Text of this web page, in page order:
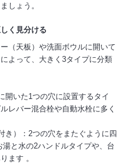
しょう。
く見分ける
（天板）や洗面ボウルに開いて
よって、大きく3タイプに分類
開いた1つの穴に設置するタイ
レバー混合栓や自動水栓に多く
き）：2つの穴をまたぐように四
と水の2ハンドルタイプや、台
ます 。